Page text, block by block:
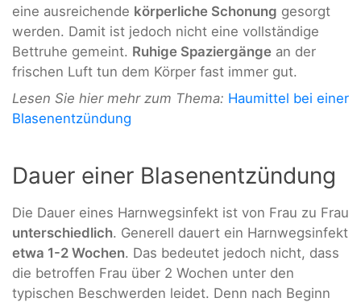
eine ausreichende körperliche Schonung gesorgt
werden. Damit ist jedoch nicht eine vollständige
Bettruhe gemeint. Ruhige Spaziergänge an der
frischen Luft tun dem Körper fast immer gut.
Lesen Sie hier mehr zum Thema: Haumittel bei einer
Blasenentzündung
Dauer einer Blasenentzündung
Die Dauer eines Harnwegsinfekt ist von Frau zu Frau
unterschiedlich. Generell dauert ein Harnwegsinfekt
etwa 1-2 Wochen. Das bedeutet jedoch nicht, dass
die betroffen Frau über 2 Wochen unter den
typischen Beschwerden leidet. Denn nach Beginn